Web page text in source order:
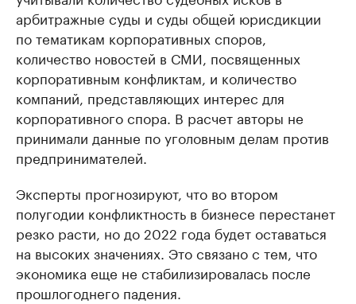
арбитражные суды и суды общей юрисдикции
по тематикам корпоративных споров,
количество новостей в СМИ, посвященных
корпоративным конфликтам, и количество
компаний, представляющих интерес для
корпоративного спора. В расчет авторы не
принимали данные по уголовным делам против
предпринимателей.
Эксперты прогнозируют, что во втором
полугодии конфликтность в бизнесе перестанет
резко расти, но до 2022 года будет оставаться
на высоких значениях. Это связано с тем, что
экономика еще не стабилизировалась после
прошлогоднего падения.